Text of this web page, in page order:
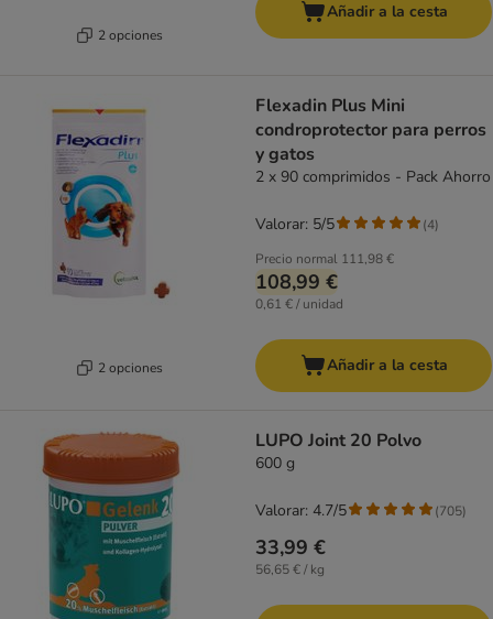
2 opciones
Añadir a la cesta
2 opciones
Flexadin Plus Mini
condroprotector para perros
y gatos
2 x 90 comprimidos - Pack Ahorro
Precio normal 111,98 €
108,99 €
0,61 € / unidad
Valorar: 5/5 (4)
Añadir a la cesta
LUPO Joint 20 Polvo
600 g
33,99 €
56,65 € / kg
Valorar: 4.7/5 (705)